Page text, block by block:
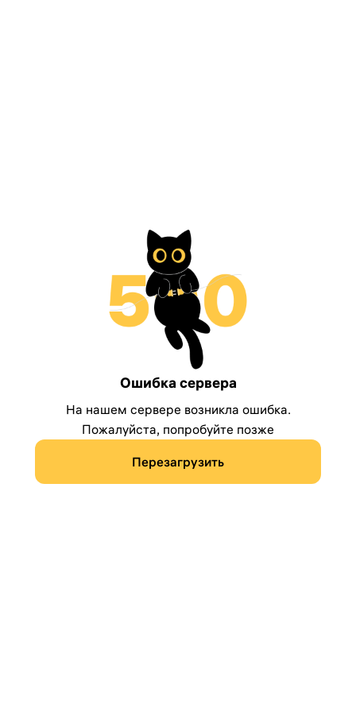
Ошибка сервера
На нашем сервере возникла ошибка.
Пожалуйста, попробуйте позже
Перезагрузить